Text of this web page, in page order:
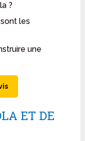
?
les
une
ET DE